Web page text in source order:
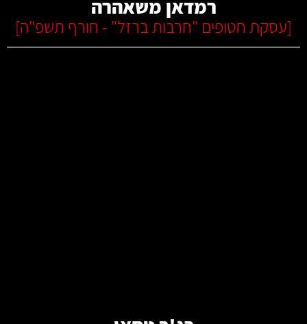
רמדאן משאהרה
[עסקת חטופים "חרבות ברזל" - חורף תשפ"ה]